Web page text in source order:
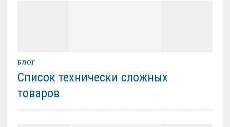
БЛОГ
Список технически сложных
товаров